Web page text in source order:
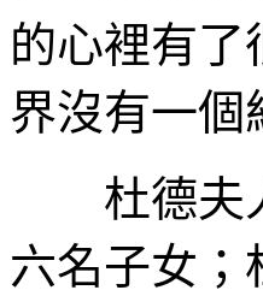
的心裡有了
界沒有一個
杜德夫人
六名子女；